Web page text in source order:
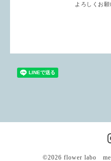
よろしくお願
©2026 flower labo